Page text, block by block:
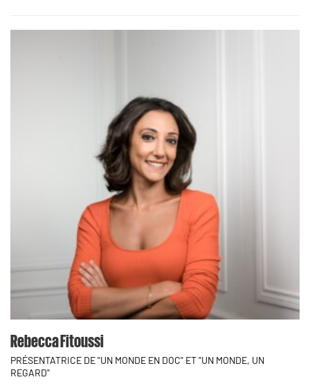
Rebecca Fitoussi
PRÉSENTATRICE DE "UN MONDE EN DOC" ET "UN MONDE, UN
REGARD"